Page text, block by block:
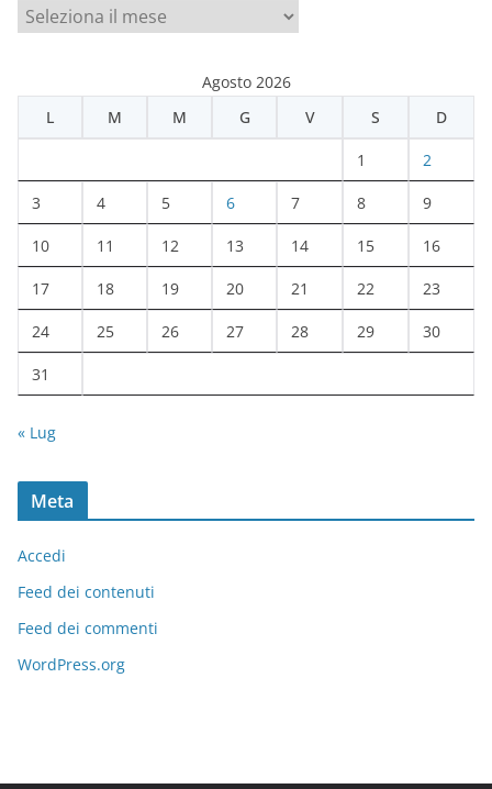
r
h
i
Agosto 2026
L
M M G V S D
1 2
3 4 5 6 7 8 9
10 11 12 13 14 15 16
17 18 19 20 21 22 23
24 25 26 27 28 29 30
31
« Lug
Meta
Accedi
Feed dei contenuti
Feed dei commenti
WordPress.org